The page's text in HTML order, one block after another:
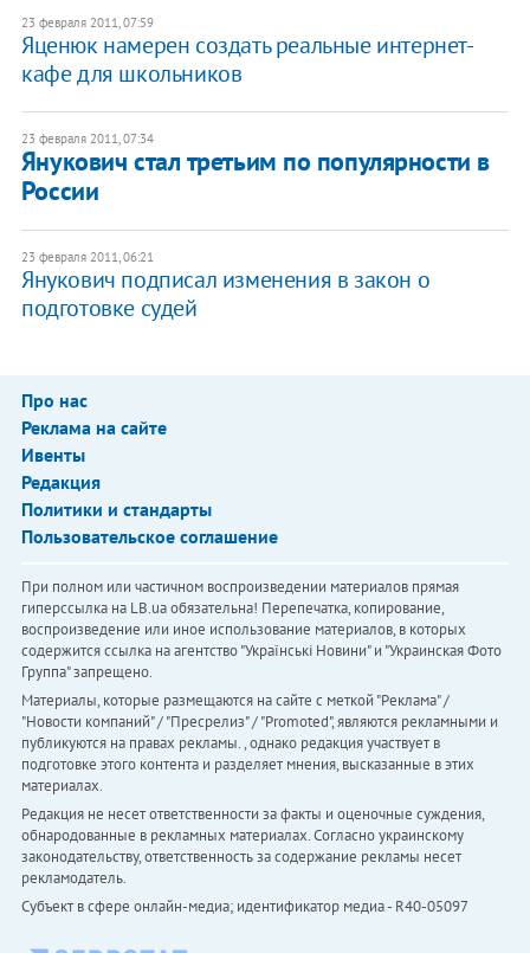
23 февраля 2011, 07:59
Яценюк намерен создать реальные интернет-
кафе для школьников
23 февраля 2011, 07:34
Янукович стал третьим по популярности в
России
23 февраля 2011, 06:21
Янукович подписал изменения в закон о
подготовке судей
Про нас
Реклама на сайте
Ивенты
Редакция
Политики и стандарты
Пользовательское соглашение
При полном или частичном воспроизведении материалов прямая
гиперссылка на LB.ua обязательна! Перепечатка, копирование,
воспроизведение или иное использование материалов, в которых
содержится ссылка на агентство "Українськi Новини" и "Украинская Фото
Группа" запрещено.
Материалы, которые размещаются на сайте с меткой "Реклама" /
"Новости компаний" / "Пресрелиз" / "Promoted", являются рекламными и
публикуются на правах рекламы. , однако редакция участвует в
подготовке этого контента и разделяет мнения, высказанные в этих
материалах.
Редакция не несет ответственности за факты и оценочные суждения,
обнародованные в рекламных материалах. Согласно украинскому
законодательству, ответственность за содержание рекламы несет
рекламодатель.
Субъект в сфере онлайн-медиа; идентификатор медиа - R40-05097